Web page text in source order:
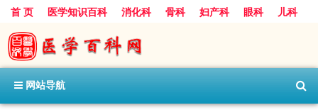
首 页 医学知识百科 消化科 骨科 妇产科 眼科
儿科
心血管病科
呼吸科 神经科
内分泌科
口腔科
网站导航